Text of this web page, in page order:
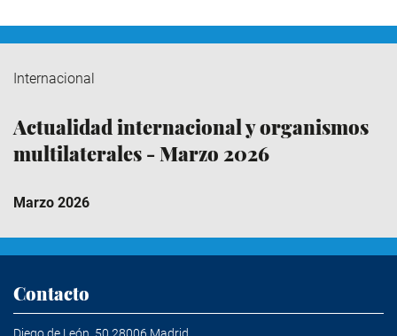
Internacional
Actualidad internacional y organismos
multilaterales - Marzo 2026
Marzo 2026
Contacto